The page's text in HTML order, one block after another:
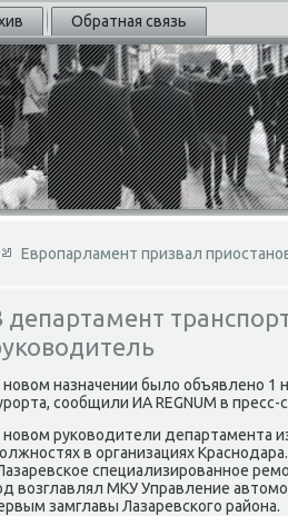
Обратная связь
Европарламент призвал
департамент
назначении было объявлено 1
сообщили ИА REGNUM в
руководители департамента
в организациях
специализированное
возглавлял МКУ Управление
замглавы Лазаревского района.